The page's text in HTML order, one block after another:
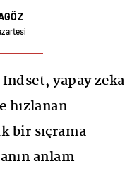
yapay zeka
hızlanan
bir sıçrama
anlam